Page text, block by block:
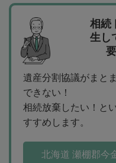
相続
生し
遺産分割協議がまと
できない！
相続放棄したい！と
すすめします。
北海道 瀬棚郡今